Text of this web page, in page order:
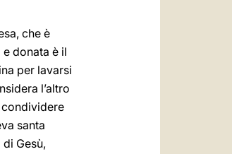
che è
donata è il
per lavarsi
l’altro
condividere
santa
Gesù,